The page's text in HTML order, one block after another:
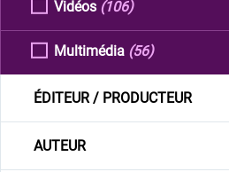
Vidéos (106)
Multimédia (56)
ÉDITEUR / PRODUCTEUR
AUTEUR